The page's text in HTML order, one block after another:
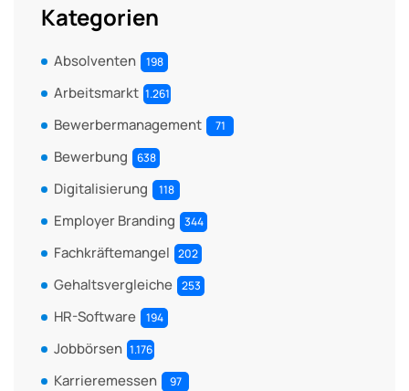
Kategorien
Absolventen 198
Arbeitsmarkt 1.261
Bewerbermanagement 71
Bewerbung 638
Digitalisierung 118
Employer Branding 344
Fachkräftemangel 202
Gehaltsvergleiche 253
HR-Software 194
Jobbörsen 1.176
Karrieremessen 97